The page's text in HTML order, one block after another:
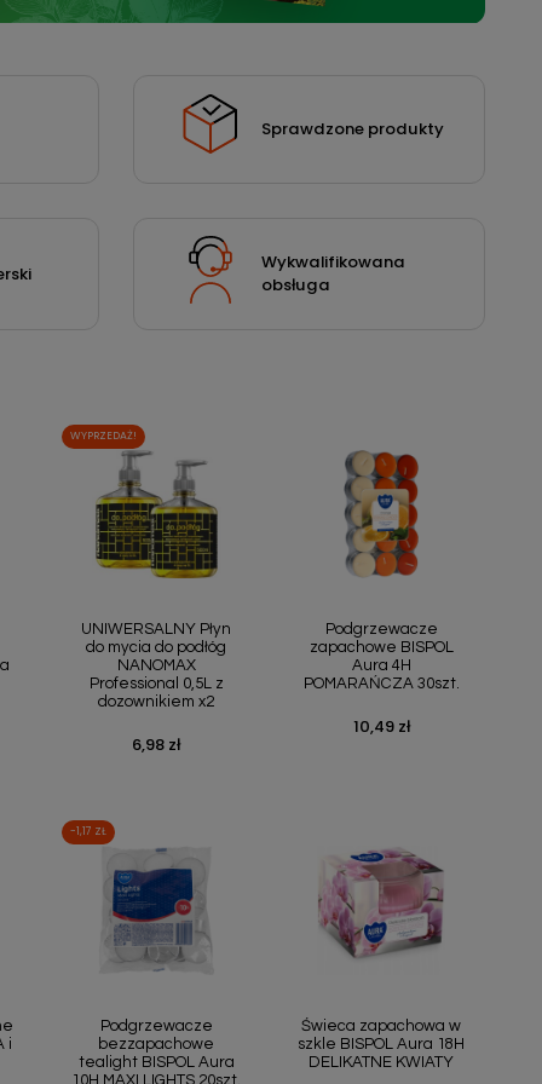
Sprawdzone produkty
Wykwalifikowana
obsługa
UNIWERSALNY Płyn
do mycia do podłóg
NANOMAX
Professional 0,5L z
dozownikiem x2
Cena
6,98 zł
WYPRZEDAŻ!
Podgrzewacze
zapachowe BISPOL
Aura 4H
POMARAŃCZA 30szt.
Cena
10,49 zł
i
Podgrzewacze
bezzapachowe
tealight BISPOL Aura
10H MAXI LIGHTS 20szt.
-1,17 ZŁ
Świeca zapachowa w
szkle BISPOL Aura 18H
DELIKATNE KWIATY